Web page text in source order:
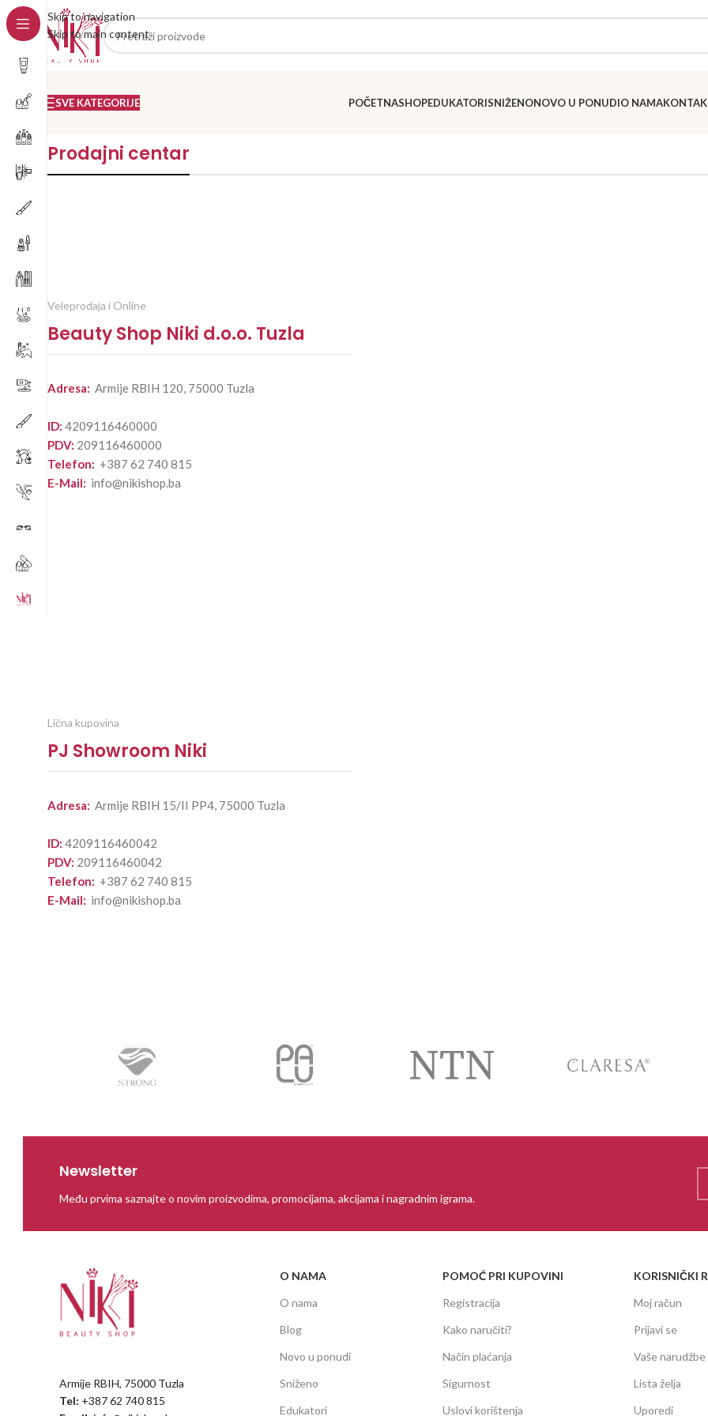
Skip to navigation
Skip to main content
SVE KATEGORIJE POČETNASHOPEDUKATORISNIŽENONOVO U PONUDIO NAMA
Prodajni centar
Veleprodaja i Online
Beauty Shop Niki d.o.o. Tuzla
Adresa: Armije RBIH 120, 75000 Tuzla
ID: 4209116460000
PDV: 209116460000
Telefon: +387 62 740 815
E-Mail: info@nikishop.ba
Lična kupovina
PJ Showroom Niki
Adresa: Armije RBIH 15/II PP4, 75000 Tuzla
ID: 4209116460042
PDV: 209116460042
Telefon: +387 62 740 815
E-Mail: info@nikishop.ba
Newsletter
Među prvima saznajte o novim proizvodima, promocijama, akcijama i nagradnim igrama.
Armije RBIH, 75000 Tuzla
Tel: +387 62 740 815
O NAMA
O nama
Blog
Novo u ponudi
Sniženo
Edukatori
POMOĆ PRI KUPOVINI
Registracija
Kako naručiti?
Način plaćanja
Sigurnost
Uslovi korištenja
KORISNIČKI
Moj račun
Prijavi se
Vaše narudžbe
Lista želja
Uporedi